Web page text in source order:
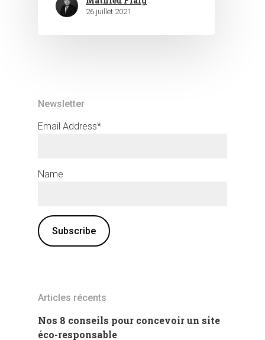
26 juillet 2021
Newsletter
Email Address*
Name
Articles récents
Nos 8 conseils pour concevoir un site
éco-responsable